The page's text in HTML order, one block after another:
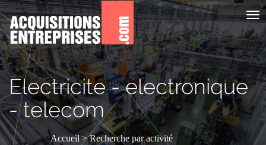
le
Electricite - electronique
- telecom
Accueil
Recherche par activité